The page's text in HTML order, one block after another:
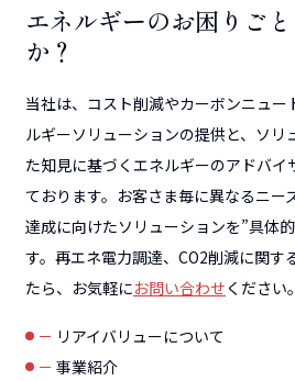
エネルギーのお困りご
か？
当社は、コスト削減やカーボンニュー
ルギーソリューションの提供と、ソリ
た知見に基づくエネルギーのアドバイ
ております。お客さま毎に異なるニー
達成に向けたソリューションを”具体
す。再エネ電力調達、CO2削減に関す
たら、お気軽にお問い合わせ ください。
リアイバリューについて
事業紹介